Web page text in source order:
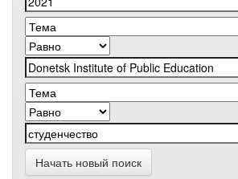
Начать новый поиск